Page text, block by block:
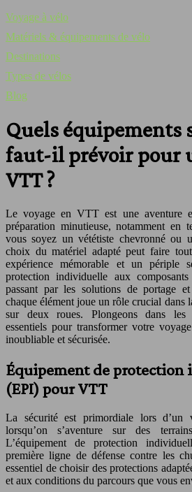
Voyage à vélo
Matériels & équipements de vélo
Destinations
Types de vélos
Blog
Quels équipements
faut-il prévoir pour
VTT ?
Le voyage en VTT est une aventure
préparation minutieuse, notamment en
vous soyez un vététiste chevronné ou
choix du matériel adapté peut faire
expérience mémorable et un périple
protection individuelle aux
passant par les solutions de portage
chaque élément joue un rôle crucial dans
sur deux roues. Plongeons dans les
essentiels pour transformer votre
inoubliable et sécurisée.
Équipement de
(EPI) pour VTT
La sécurité est primordiale lors d’un
lorsqu’on s’aventure sur des
L’équipement de protection
première ligne de défense contre les
essentiel de choisir des protections
et aux conditions du parcours que vous